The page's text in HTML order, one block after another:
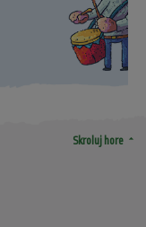
Skroluj hore arrow_drop_up